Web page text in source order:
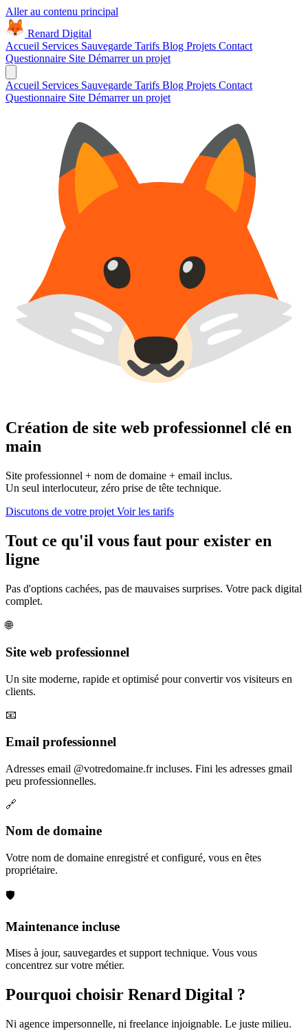
Aller au contenu principal
Renard Digital
Accueil Services Sauvegarde Tarifs Blog Projets Contact
Questionnaire Site Démarrer un projet
Accueil Services Sauvegarde Tarifs Blog Projets Contact
Questionnaire Site Démarrer un projet
Création de site web professionnel clé en
main
Site professionnel + nom de domaine + email inclus.
Un seul interlocuteur, zéro prise de tête technique.
Discutons de votre projet Voir les tarifs
Tout ce qu'il vous faut pour exister en
ligne
Pas d'options cachées, pas de mauvaises surprises. Votre pack digital
complet.
🌐
Site web professionnel
Un site moderne, rapide et optimisé pour convertir vos visiteurs en
clients.
📧
Email professionnel
Adresses email @votredomaine.fr incluses. Fini les adresses gmail
peu professionnelles.
🔗
Nom de domaine
Votre nom de domaine enregistré et configuré, vous en êtes
propriétaire.
🛡️
Maintenance incluse
Mises à jour, sauvegardes et support technique. Vous vous
concentrez sur votre métier.
Pourquoi choisir Renard Digital ?
Ni agence impersonnelle, ni freelance injoignable. Le juste milieu.